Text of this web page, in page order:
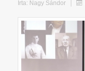
Írta: Nagy Sándor